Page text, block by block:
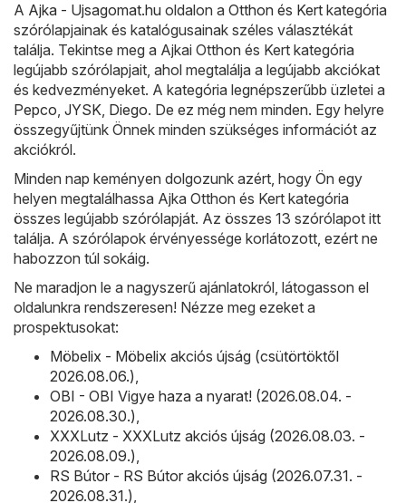
A Ajka - Ujsagomat.hu oldalon a Otthon és Kert kategória
szórólapjainak és katalógusainak széles választékát
találja. Tekintse meg a Ajkai Otthon és Kert kategória
legújabb szórólapjait, ahol megtalálja a legújabb akciókat
és kedvezményeket. A kategória legnépszerűbb üzletei a
Pepco, JYSK, Diego. De ez még nem minden. Egy helyre
összegyűjtünk Önnek minden szükséges információt az
akciókról.
Minden nap keményen dolgozunk azért, hogy Ön egy
helyen megtalálhassa Ajka Otthon és Kert kategória
összes legújabb szórólapját. Az összes 13 szórólapot itt
találja. A szórólapok érvényessége korlátozott, ezért ne
habozzon túl sokáig.
Ne maradjon le a nagyszerű ajánlatokról, látogasson el
oldalunkra rendszeresen! Nézze meg ezeket a
prospektusokat:
Möbelix - Möbelix akciós újság (csütörtöktől
2026.08.06.),
OBI - OBI Vigye haza a nyarat! (2026.08.04. -
2026.08.30.),
XXXLutz - XXXLutz akciós újság (2026.08.03. -
2026.08.09.),
RS Bútor - RS Bútor akciós újság (2026.07.31. -
2026.08.31.),